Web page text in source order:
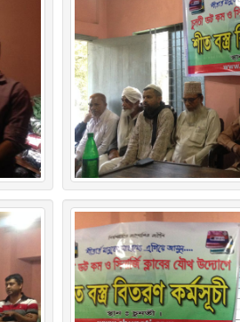
চুনতি ডট কম এবং সিনার্জি ক্লাবের যৌথ উদ্যেগে শীত
বস্ত্র বিতরণ
চুনতি ডট কম এবং সিনার্জি ক্লাবের যৌথ উদ্যেগে শীত